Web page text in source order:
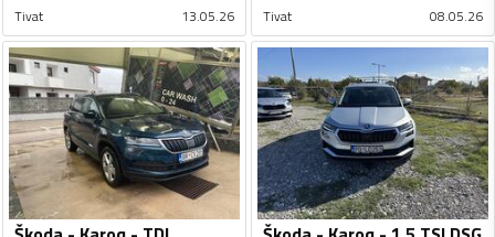
Tivat 13.05.26 Tivat 08.05.26